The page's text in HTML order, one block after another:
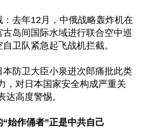
：去年12月，中俄战略轰炸机在
古岛间国际水域进行联合空中巡
卫队紧急起飞战机拦截。
本防卫大臣小泉进次郎痛批此类
，对日本国家安全构成严重关
达高度警惕。
始作俑者”正是中共自己